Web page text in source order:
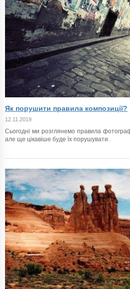
Як порушити правила композиції?
12.11.2019
Сьогодні ми розглянемо правила
але ще цікавіше буде їх порушувати.